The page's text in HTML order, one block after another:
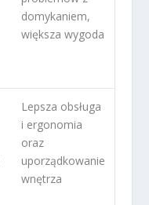
domykaniem,
większa wygoda
Lepsza obsługa
i ergonomia
oraz
uporządkowanie
wnętrza